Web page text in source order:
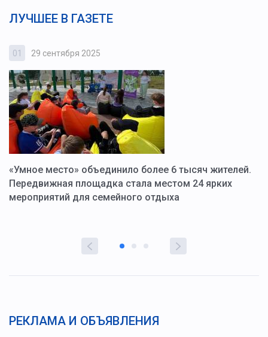
ЛУЧШЕЕ В ГАЗЕТЕ
01 29 сентября 2025
«Умное место» объединило более 6 тысяч жителей.
Передвижная площадка стала местом 24 ярких
мероприятий для семейного отдыха
РЕКЛАМА И ОБЪЯВЛЕНИЯ